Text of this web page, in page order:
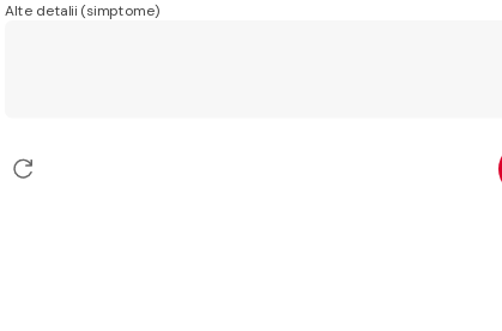
Alte detalii (simptome)